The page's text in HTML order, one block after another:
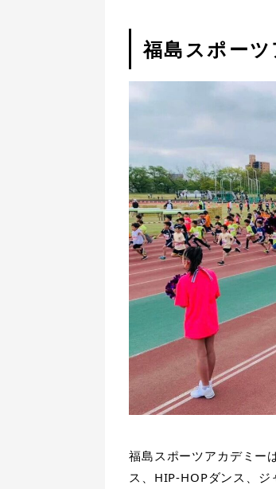
福島スポー
福島スポーツアカデミー
ス、HIP-HOPダンス、